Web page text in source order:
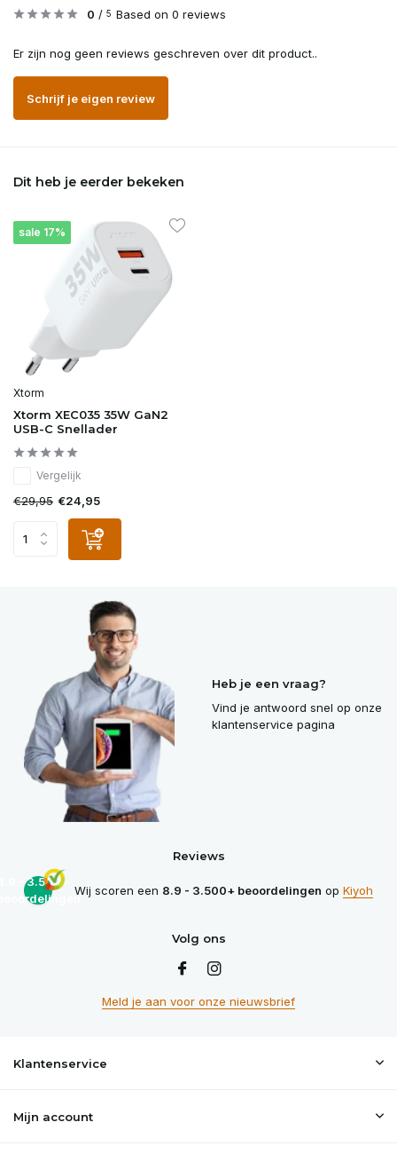
0 / 5 Based on 0 reviews
Er zijn nog geen reviews geschreven over dit product..
Schrijf je eigen review
Dit heb je eerder bekeken
sale 17%
Xtorm
Xtorm XEC035 35W GaN2
USB-C Snellader
Vergelijk
€29,95 €24,95
Heb je een vraag?
Vind je antwoord snel op onze
klantenservice pagina
Reviews
- 3.500+
Wij scoren een 8.9 - 3.500+ beoordelingen op Kiyoh
Volg ons
Meld je aan voor onze nieuwsbrief
Klantenservice
Mijn account